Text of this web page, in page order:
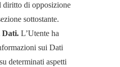
di opposizione
sottostante.
Dati. L’Utente ha
sui Dati
determinati aspetti